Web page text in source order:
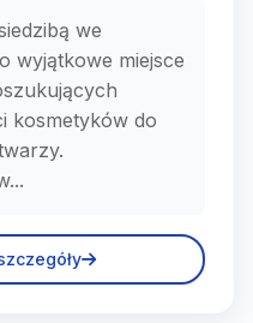
we
wyjątkowe miejsce
kosmetyków do